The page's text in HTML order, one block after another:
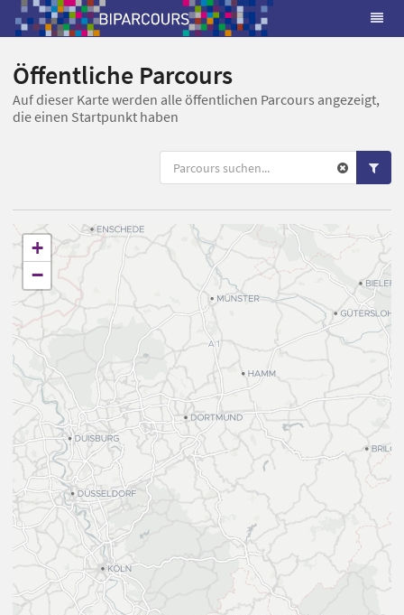
Öffentliche Parcours
Auf dieser Karte werden alle öffentlichen Parcours angezeigt,
die einen Startpunkt haben
+
−